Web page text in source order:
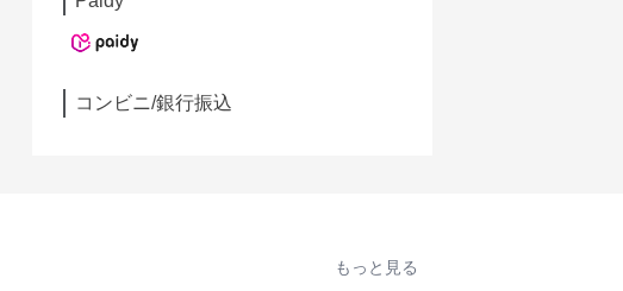
コンビニ/銀行振込
もっと見る